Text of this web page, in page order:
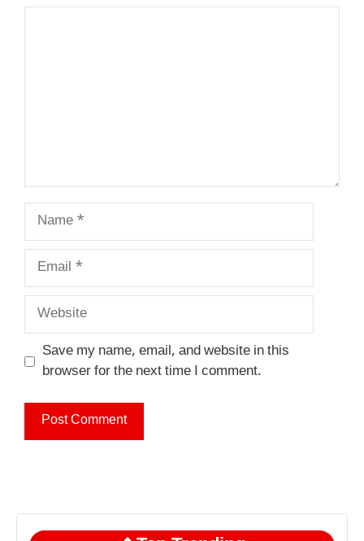
Name
Email
Website
Save my name, email, and website in this
browser for the next time I comment.